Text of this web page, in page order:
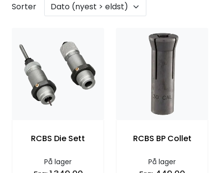
Sorter
RCBS Die Sett
På lager
RCBS BP Collet
På lager